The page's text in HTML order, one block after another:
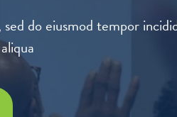
do eiusmod tempor